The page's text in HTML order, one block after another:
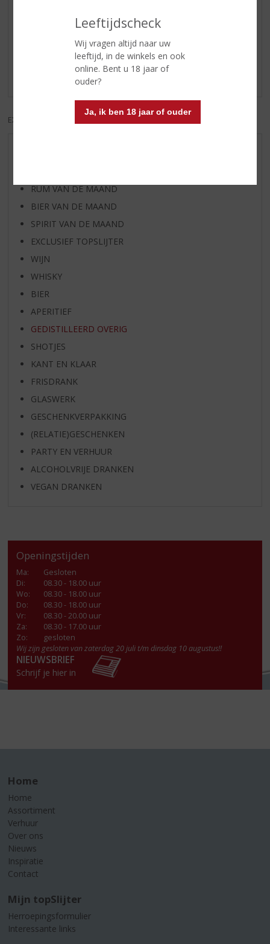
Leeftijdscheck
Wij vragen altijd naar uw
leeftijd, in de winkels en ook
online. Bent u 18 jaar of
ouder?
Ja, ik ben 18 jaar of ouder
Reviews
Schrijf een review
Er zijn nog geen reviews geplaatst voor dit product
EXCL. BTW
RUM VAN DE MAAND
BIER VAN DE MAAND
SPIRIT VAN DE MAAND
EXCLUSIEF TOPSLIJTER
WIJN
WHISKY
BIER
APERITIEF
GEDISTILLEERD OVERIG
SHOTJES
KANT EN KLAAR
FRISDRANK
GLASWERK
GESCHENKVERPAKKING
(RELATIE)GESCHENKEN
PARTY EN VERHUUR
ALCOHOLVRIJE DRANKEN
VEGAN DRANKEN
Openingstijden
Ma:
Gesloten
Di:
08.30 - 18.00 uur
Wo:
08.30 - 18.00 uur
Do:
08.30 - 18.00 uur
Vr:
08.30 - 20.00 uur
Za:
08.30 - 17.00 uur
Zo:
gesloten
Wij zijn gesloten van zaterdag 20 juli t/m dinsdag 10 augustus!!
NIEUWSBRIEF
Schrijf je hier in
Home
Home
Assortiment
Verhuur
Over ons
Nieuws
Inspiratie
Contact
Mijn topSlijter
Herroepingsformulier
Interessante links